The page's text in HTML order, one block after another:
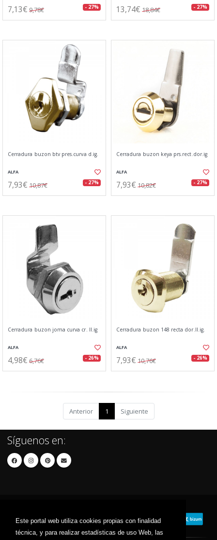
Este portal web utiliza cookies propias con finalidad
técnica, y para realizar estadísticas de uso Web, las
7,13€ 9,78€ - 27% 13,74€ 18,84€ - 27%
Cerradura buzon btv pres.curva d.ig.
ALFA
7,93€ 10,87€ - 27%
Cerradura buzon keya prs.rect.dor.ig
ALFA
7,93€ 10,82€ - 27%
Cerradura buzon joma curva cr. ll.ig
ALFA
4,98€ 6,76€ - 26%
Cerradura buzon 148 recta dor.ll.ig.
ALFA
7,93€ 10,76€ - 26%
Anterior 1 Siguiente
Síguenos en: